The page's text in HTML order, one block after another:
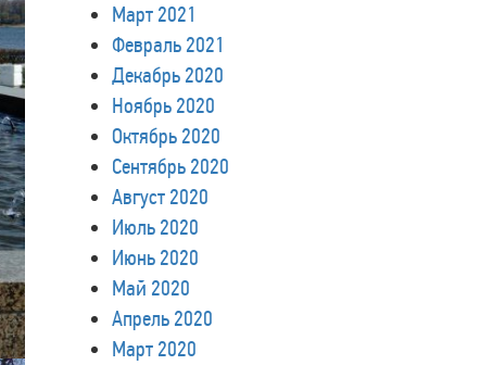
Март 2021
Февраль 2021
Декабрь 2020
Ноябрь 2020
Октябрь 2020
Сентябрь 2020
Август 2020
Июль 2020
Июнь 2020
Май 2020
Апрель 2020
Март 2020